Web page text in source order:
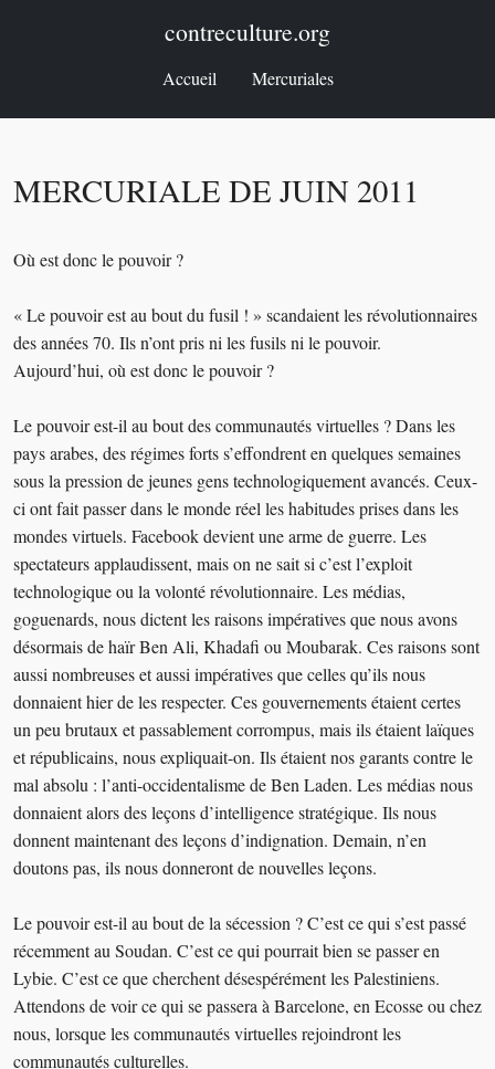
contreculture.org
Accueil Mercuriales
MERCURIALE DE JUIN 2011
Où est donc le pouvoir ?
« Le pouvoir est au bout du fusil ! » scandaient les révolutionnaires
des années 70. Ils n’ont pris ni les fusils ni le pouvoir.
Aujourd’hui, où est donc le pouvoir ?
Le pouvoir est-il au bout des communautés virtuelles ? Dans les
pays arabes, des régimes forts s’effondrent en quelques semaines
sous la pression de jeunes gens technologiquement avancés. Ceux-
ci ont fait passer dans le monde réel les habitudes prises dans les
mondes virtuels. Facebook devient une arme de guerre. Les
spectateurs applaudissent, mais on ne sait si c’est l’exploit
technologique ou la volonté révolutionnaire. Les médias,
goguenards, nous dictent les raisons impératives que nous avons
désormais de haïr Ben Ali, Khadafi ou Moubarak. Ces raisons sont
aussi nombreuses et aussi impératives que celles qu’ils nous
donnaient hier de les respecter. Ces gouvernements étaient certes
un peu brutaux et passablement corrompus, mais ils étaient laïques
et républicains, nous expliquait-on. Ils étaient nos garants contre le
mal absolu : l’anti-occidentalisme de Ben Laden. Les médias nous
donnaient alors des leçons d’intelligence stratégique. Ils nous
donnent maintenant des leçons d’indignation. Demain, n’en
doutons pas, ils nous donneront de nouvelles leçons.
Le pouvoir est-il au bout de la sécession ? C’est ce qui s’est passé
récemment au Soudan. C’est ce qui pourrait bien se passer en
Lybie. C’est ce que cherchent désespérément les Palestiniens.
Attendons de voir ce qui se passera à Barcelone, en Ecosse ou chez
nous, lorsque les communautés virtuelles rejoindront les
communautés culturelles.